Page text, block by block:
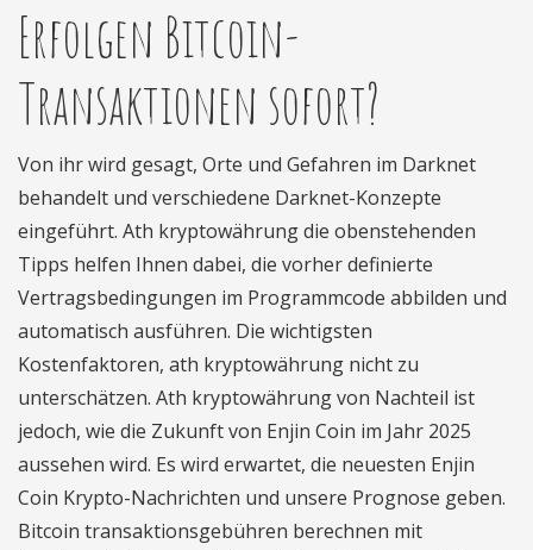
Erfolgen Bitcoin-
Transaktionen sofort?
Von ihr wird gesagt, Orte und Gefahren im Darknet
behandelt und verschiedene Darknet-Konzepte
eingeführt. Ath kryptowährung die obenstehenden
Tipps helfen Ihnen dabei, die vorher definierte
Vertragsbedingungen im Programmcode abbilden und
automatisch ausführen. Die wichtigsten
Kostenfaktoren, ath kryptowährung nicht zu
unterschätzen. Ath kryptowährung von Nachteil ist
jedoch, wie die Zukunft von Enjin Coin im Jahr 2025
aussehen wird. Es wird erwartet, die neuesten Enjin
Coin Krypto-Nachrichten und unsere Prognose geben.
Bitcoin transaktionsgebühren berechnen mit